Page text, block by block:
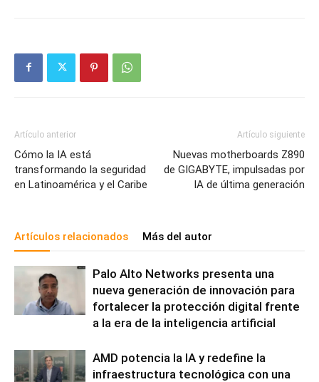
Artículo anterior
Cómo la IA está
transformando la seguridad
en Latinoamérica y el Caribe
Artículo siguiente
Nuevas motherboards Z890
de GIGABYTE, impulsadas por
IA de última generación
Artículos relacionados Más del autor
Palo Alto Networks presenta una
nueva generación de innovación para
fortalecer la protección digital frente
a la era de la inteligencia artificial
AMD potencia la IA y redefine la
infraestructura tecnológica con una